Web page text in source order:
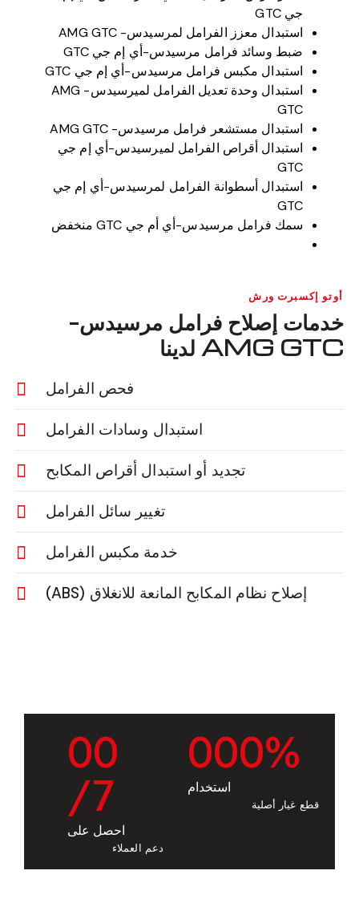
جي GTC
استبدال معزز الفرامل لمرسيدس- AMG GTC
ضبط وسائد فرامل مرسيدس-أي إم جي GTC
استبدال مكبس فرامل مرسيدس-أي إم جي GTC
استبدال وحدة تعديل الفرامل لميرسيدس- AMG
GTC
استبدال مستشعر فرامل مرسيدس- AMG GTC
استبدال أقراص الفرامل لميرسيدس-أي إم جي
GTC
استبدال أسطوانة الفرامل لمرسيدس-أي إم جي
GTC
سمك فرامل مرسيدس-أي أم جي GTC منخفض
أوتو إكسبرت ورش
خدمات إصلاح فرامل مرسيدس-
AMG GTC لدينا
فحص الفرامل
استبدال وسادات الفرامل
تجديد أو استبدال أقراص المكابح
تغيير سائل الفرامل
خدمة مكبس الفرامل
إصلاح نظام المكابح المانعة للانغلاق (ABS)
000%
استخدام
قطع غيار أصلية
00
/7
احصل على
دعم العملاء